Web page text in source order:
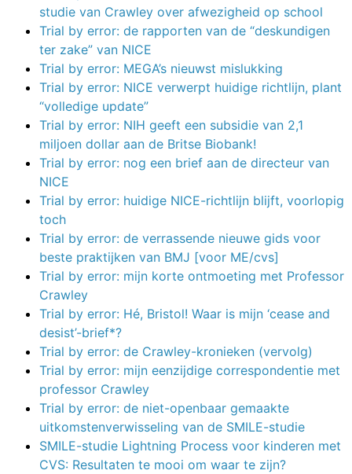
studie van Crawley over afwezigheid op school
Trial by error: de rapporten van de “deskundigen
ter zake” van NICE
Trial by error: MEGA’s nieuwst mislukking
Trial by error: NICE verwerpt huidige richtlijn, plant
“volledige update”
Trial by error: NIH geeft een subsidie van 2,1
miljoen dollar aan de Britse Biobank!
Trial by error: nog een brief aan de directeur van
NICE
Trial by error: huidige NICE-richtlijn blijft, voorlopig
toch
Trial by error: de verrassende nieuwe gids voor
beste praktijken van BMJ [voor ME/cvs]
Trial by error: mijn korte ontmoeting met Professor
Crawley
Trial by error: Hé, Bristol! Waar is mijn ‘cease and
desist’-brief*?
Trial by error: de Crawley-kronieken (vervolg)
Trial by error: mijn eenzijdige correspondentie met
professor Crawley
Trial by error: de niet-openbaar gemaakte
uitkomstenverwisseling van de SMILE-studie
SMILE-studie Lightning Process voor kinderen met
CVS: Resultaten te mooi om waar te zijn?